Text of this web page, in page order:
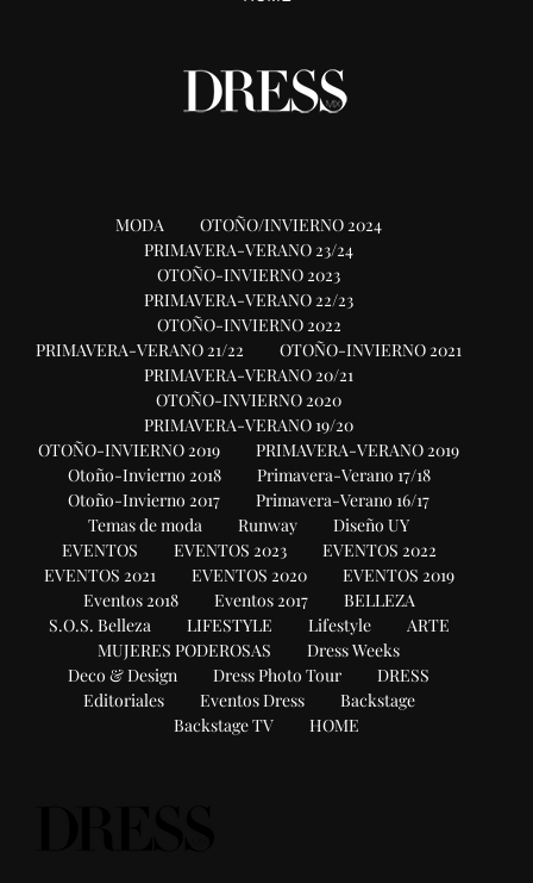
MODA
OTOÑO/INVIERNO 2024
PRIMAVERA-VERANO 23/24
OTOÑO-INVIERNO 2023
PRIMAVERA-VERANO 22/23
OTOÑO-INVIERNO 2022
PRIMAVERA-VERANO 21/22
OTOÑO-INVIERNO 2021
PRIMAVERA-VERANO 20/21
OTOÑO-INVIERNO 2020
PRIMAVERA-VERANO 19/20
OTOÑO-INVIERNO 2019
PRIMAVERA-VERANO 2019
Otoño-Invierno 2018
Primavera-Verano 17/18
Otoño-Invierno 2017
Primavera-Verano 16/17
Temas de moda
Runway
Diseño UY
EVENTOS
EVENTOS 2023
EVENTOS 2022
EVENTOS 2021
EVENTOS 2020
EVENTOS 2019
Eventos 2018
Eventos 2017
BELLEZA
S.O.S. Belleza
LIFESTYLE Lifestyle
ARTE
MUJERES PODEROSAS
Dress Weeks
Deco & Design
Dress Photo Tour
DRESS
Editoriales
Eventos Dress
Backstage
Backstage TV
HOME